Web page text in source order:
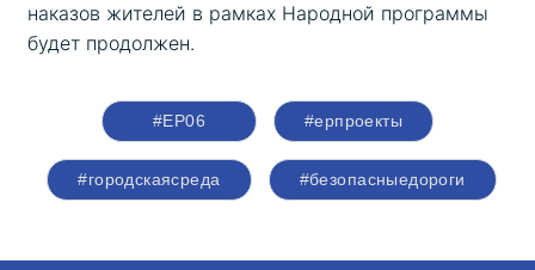
наказов жителей в рамках Народной программы
будет продолжен.
#ЕР06 #ерпроекты
#городскаясреда #безопасныедороги